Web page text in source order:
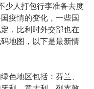
少人打包行李准备去度
疫情的变化，一些国
，比利时外交部也在
地图，以下是最新情
色地区包括：芬兰、